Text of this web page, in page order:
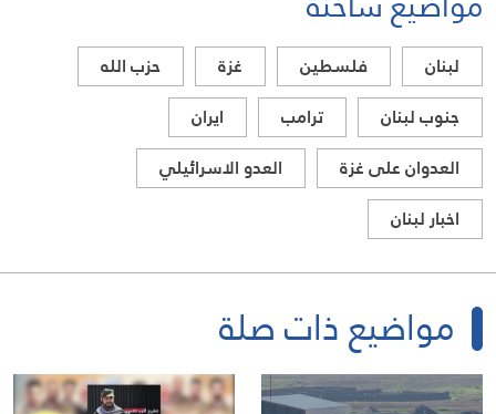
لبنان فلسطين غزة
حزب الله
جنوب لبنان
ترامب
ايران
العدوان على غزة
العدو الاسرائيلي
اخبار لبنان
مواضيع ذات صلة